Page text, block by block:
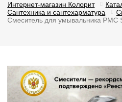
Интернет-магазин Колорит
Сантехника и сантехарматура
Смеситель для умывальника РМС